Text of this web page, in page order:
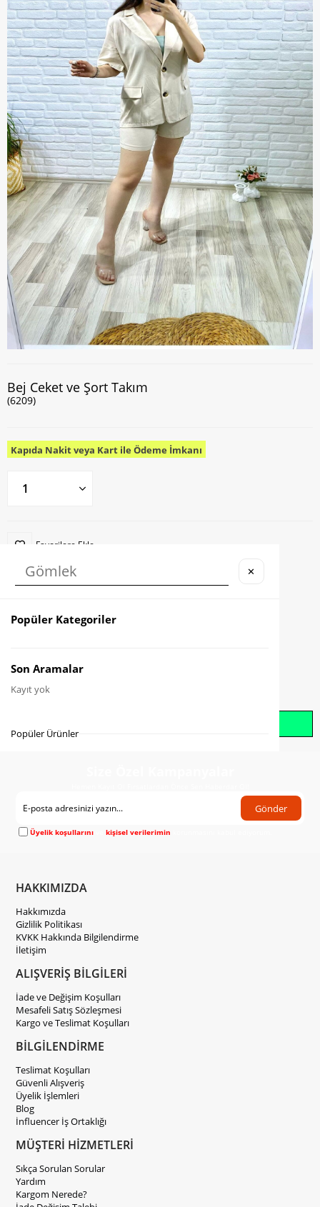
Bej Ceket ve Şort Takım
(6209)
Kapıda Nakit veya Kart ile Ödeme İmkanı
Favorilere Ekle
Karşılaştır
Gelince Haber Ver
Gönder
Üyelik koşullarını vekişisel verilerimin
HAKKIMIZDA
Hakkımızda
Gizlilik Politikası
KVKK Hakkında Bilgilendirme
İletişim
ALIŞVERİŞ BİLGİLERİ
İade ve Değişim Koşulları
Mesafeli Satış Sözleşmesi
Kargo ve Teslimat Koşulları
BİLGİLENDİRME
Teslimat Koşulları
Güvenli Alışveriş
Üyelik İşlemleri
Blog
İnfluencer İş Ortaklığı
MÜŞTERİ HİZMETLERİ
Sıkça Sorulan Sorular
Yardım
Kargom Nerede?
✕
Popüler Kategoriler
Son Aramalar
Kayıt yok
Popüler Ürünler